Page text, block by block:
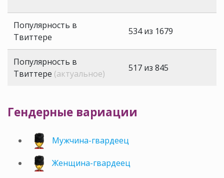
Популярность в
Твиттере
534 из 1679
Популярность в
Твиттере (актуальное)
517 из 845
Гендерные вариации
Мужчина-гвардеец
Женщина-гвардеец